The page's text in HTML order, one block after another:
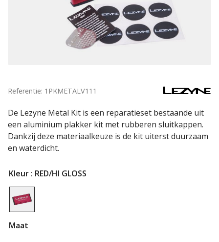
Referentie: 1PKMETALV111
De Lezyne Metal Kit is een reparatieset bestaande uit
een aluminium plakker kit met rubberen sluitkappen.
Dankzij deze materiaalkeuze is de kit uiterst duurzaam
en waterdicht.
Kleur : RED/HI GLOSS
Maat